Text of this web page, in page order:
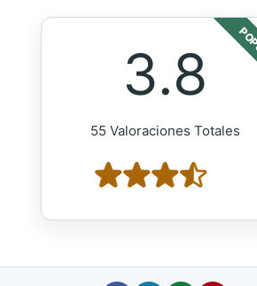
3.8
55 Valoraciones Totales